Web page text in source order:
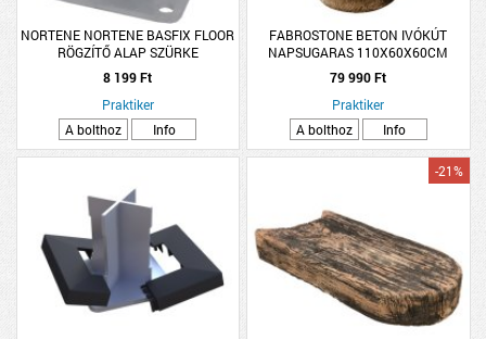
NORTENE NORTENE BASFIX FLOOR
RÖGZÍTŐ ALAP SZÜRKE
8 199 Ft
Praktiker
A bolthoz
Info
FABROSTONE BETON IVÓKÚT
NAPSUGARAS 110X60X60CM
170KG CSAP NÉLKÜL
79 990 Ft
Praktiker
A bolthoz
Info
-21%